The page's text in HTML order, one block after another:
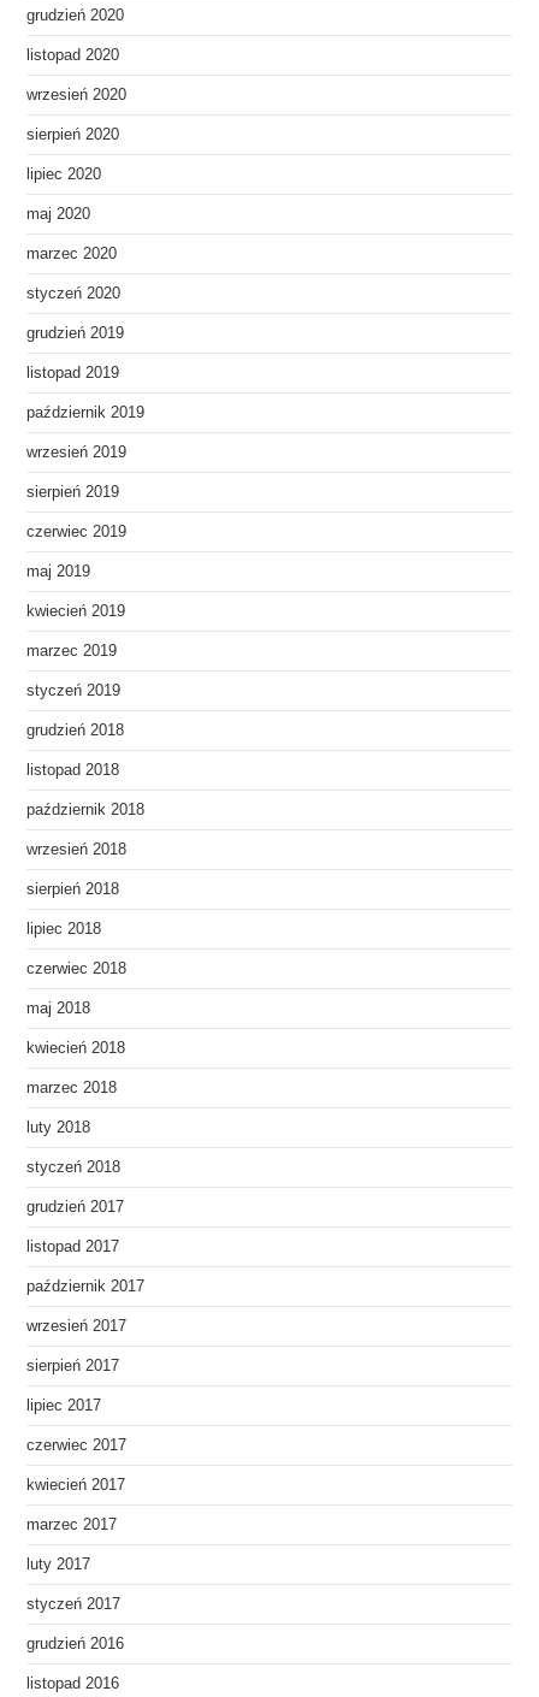
grudzień 2020
listopad 2020
wrzesień 2020
sierpień 2020
lipiec 2020
maj 2020
marzec 2020
styczeń 2020
grudzień 2019
listopad 2019
październik 2019
wrzesień 2019
sierpień 2019
czerwiec 2019
maj 2019
kwiecień 2019
marzec 2019
styczeń 2019
grudzień 2018
listopad 2018
październik 2018
wrzesień 2018
sierpień 2018
lipiec 2018
czerwiec 2018
maj 2018
kwiecień 2018
marzec 2018
luty 2018
styczeń 2018
grudzień 2017
listopad 2017
październik 2017
wrzesień 2017
sierpień 2017
lipiec 2017
czerwiec 2017
kwiecień 2017
marzec 2017
luty 2017
styczeń 2017
grudzień 2016
listopad 2016